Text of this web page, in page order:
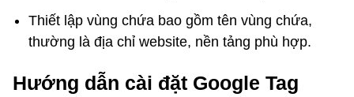
Thiết lập vùng chứa bao gồm tên vùng chứa,
thường là địa chỉ website, nền tảng phù hợp.
Hướng dẫn cài đặt Google Tag